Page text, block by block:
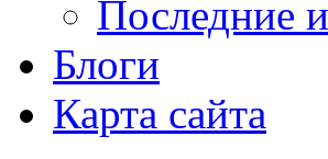
Последние
Блоги
Карта сайта